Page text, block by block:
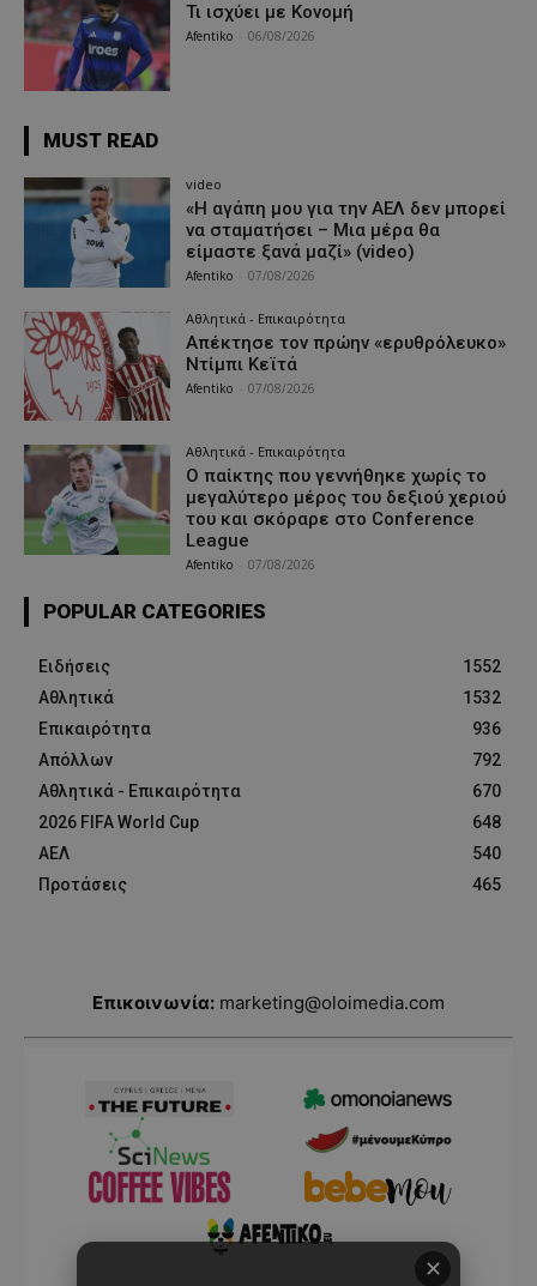
Τι ισχύει με Κονομή
Afentiko 06/08/2026
MUST READ
video
«Η αγάπη μου για την ΑΕΛ δεν μπορεί
να σταματήσει – Μια μέρα θα
είμαστε ξανά μαζί» (video)
Afentiko 07/08/2026
Αθλητικά - Επικαιρότητα
Απέκτησε τον πρώην «ερυθρόλευκο»
Ντίμπι Κεϊτά
Afentiko 07/08/2026
Αθλητικά - Επικαιρότητα
Ο παίκτης που γεννήθηκε χωρίς το
μεγαλύτερο μέρος του δεξιού χεριού
του και σκόραρε στο Conference
League
Afentiko 07/08/2026
POPULAR CATEGORIES
Ειδήσεις
1552
Αθλητικά
1532
Επικαιρότητα
936
Απόλλων
792
Αθλητικά - Επικαιρότητα
670
2026 FIFA World Cup
648
ΑΕΛ
540
Προτάσεις
465
Επικοινωνία: marketing@oloimedia.com
✕